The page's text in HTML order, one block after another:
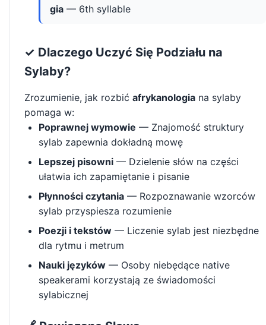
gia — 6th syllable
✓ Dlaczego Uczyć Się Podziału na
Sylaby?
Zrozumienie, jak rozbić afrykanologia na sylaby
pomaga w:
Poprawnej wymowie — Znajomość struktury
sylab zapewnia dokładną mowę
Lepszej pisowni — Dzielenie słów na części
ułatwia ich zapamiętanie i pisanie
Płynności czytania — Rozpoznawanie wzorców
sylab przyspiesza rozumienie
Poezji i tekstów — Liczenie sylab jest niezbędne
dla rytmu i metrum
Nauki języków — Osoby niebędące native
speakerami korzystają ze świadomości
sylabicznej